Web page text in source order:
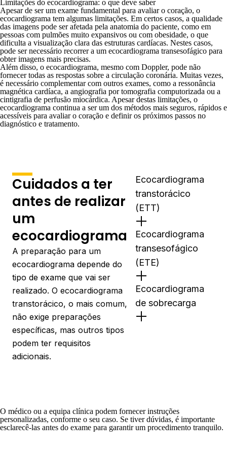
Limitações do ecocardiograma: o que deve saber
Apesar de ser um exame fundamental para avaliar o coração, o
ecocardiograma tem algumas limitações. Em certos casos, a qualidade
das imagens pode ser afetada pela anatomia do paciente, como em
pessoas com pulmões muito expansivos ou com obesidade, o que
dificulta a visualização clara das estruturas cardíacas. Nestes casos,
pode ser necessário recorrer a um ecocardiograma transesofágico para
obter imagens mais precisas.
Além disso, o ecocardiograma, mesmo com Doppler, pode não
fornecer todas as respostas sobre a circulação coronária. Muitas vezes,
é necessário complementar com outros exames, como a ressonância
magnética cardíaca, a angiografia por tomografia computorizada ou a
cintigrafia de perfusão miocárdica. Apesar destas limitações, o
ecocardiograma continua a ser um dos métodos mais seguros, rápidos e
acessíveis para avaliar o coração e definir os próximos passos no
diagnóstico e tratamento.
Cuidados a ter
antes de realizar
um
ecocardiograma
A preparação para um
ecocardiograma depende do
tipo de exame que vai ser
realizado. O ecocardiograma
transtorácico, o mais comum,
não exige preparações
específicas, mas outros tipos
podem ter requisitos
adicionais.
Ecocardiograma
transtorácico
(ETT)
Ecocardiograma
transesofágico
(ETE)
Ecocardiograma
de sobrecarga
O médico ou a equipa clínica podem fornecer instruções
personalizadas, conforme o seu caso. Se tiver dúvidas, é importante
esclarecê-las antes do exame para garantir um procedimento tranquilo.